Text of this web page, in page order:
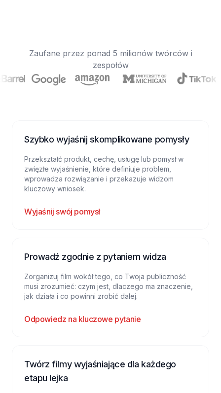
Zaufane przez ponad 5 milionów twórców i
zespołów
Szybko wyjaśnij skomplikowane pomysły
Przekształć produkt, cechę, usługę lub pomysł w
zwięzłe wyjaśnienie, które definiuje problem,
wprowadza rozwiązanie i przekazuje widzom
kluczowy wniosek.
Wyjaśnij swój pomysł
Prowadź zgodnie z pytaniem widza
Zorganizuj film wokół tego, co Twoja publiczność
musi zrozumieć: czym jest, dlaczego ma znaczenie,
jak działa i co powinni zrobić dalej.
Odpowiedz na kluczowe pytanie
Twórz filmy wyjaśniające dla każdego
etapu lejka